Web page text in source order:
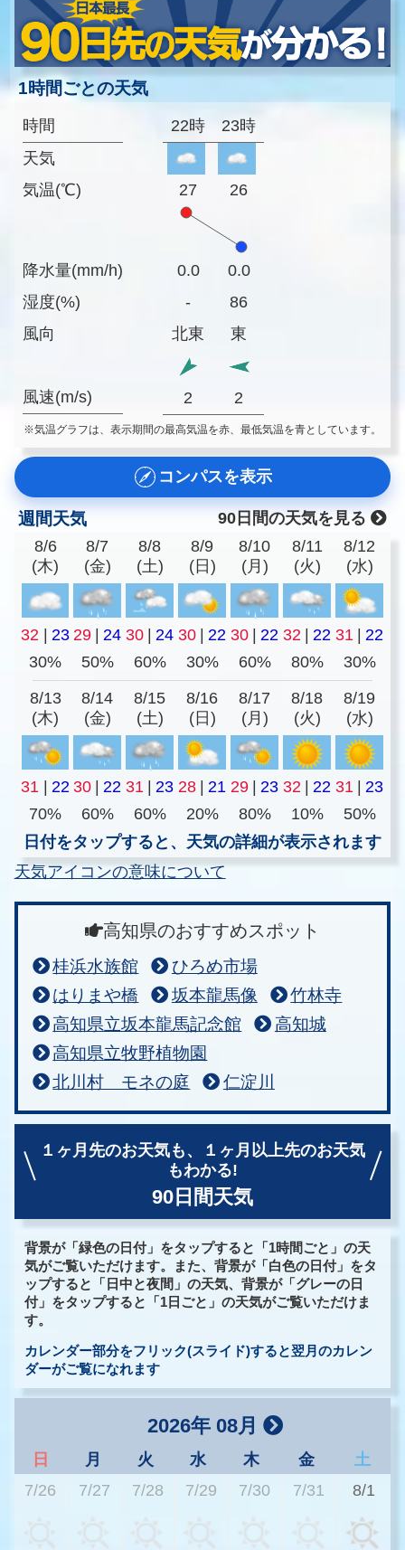
1時間ごとの天気
時間
天気
気温(℃)
降水量(mm/h)
湿度(%)
風向
風速(m/s)
22時 23時
27 26
0.0
0.0
-
86
北東
東
2 2
※気温グラフは、表示期間の最高気温を赤、最低気温を青としています。
コンパスを表示
週間天気
90日間の天気を見る
8/6
(木)
8/7
(金)
8/8
(土)
8/9
(日)
8/10
(月)
8/11
(火)
8/12
(水)
32 23 29 24 30 24 30 22 30 22 32 22 31
22
30%
50% 60% 30% 60% 80% 30%
8/13
(木)
8/14
(金)
8/15
(土)
8/16
(日)
8/17
(月)
8/18
(火)
8/19
(水)
31 22 30 22 31 23 28 21 29 23 32 22 31
23
70%
60% 60% 20% 80% 10%
50%
日付をタップすると、天気の詳細が表示されます
天気アイコンの意味について
高知県のおすすめスポット
桂浜水族館
ひろめ市場
はりまや橋
坂本龍馬像
竹林寺
高知県立坂本龍馬記念館
高知城
高知県立牧野植物園
北川村 モネの庭
仁淀川
１ヶ月先のお天気も、
１ヶ月以上先のお天気
もわかる!
90日間天気
背景が「緑色の日付」をタップすると「1時間ごと」の天
気がご覧いただけます。また、背景が「白色の日付」をタ
ップすると「日中と夜間」の天気、背景が「グレーの日
付」をタップすると「1日ごと」の天気がご覧いただけま
す。
カレンダー部分をフリック(スライド)すると翌月のカレン
ダーがご覧になれます
2026年 08月
日 月 火 水 木 金
土
7/26
7/27 7/28 7/29 7/30 7/31 8/1